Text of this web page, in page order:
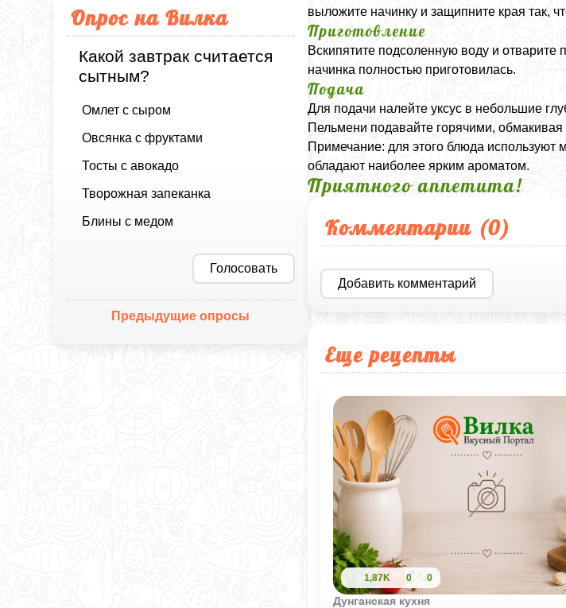
Опрос на Вилка
Какой завтрак считается
сытным?
Омлет с сыром
Овсянка с фруктами
Тосты с авокадо
Творожная запеканка
Блины с медом
Голосовать
Предыдущие опросы
выложите начинку и защипните края так,
Приготовление
Вскипятите подсоленную воду и
начинка полностью приготовилась.
Подача
Для подачи налейте уксус в небольшие
Пельмени подавайте горячими, обмакивая
Примечание: для этого блюда
обладают наиболее ярким ароматом.
Приятного аппетита!
Комментарии (0)
Добавить комментарий
Еще рецепты
1,87K 0 0
Дунганская кухня